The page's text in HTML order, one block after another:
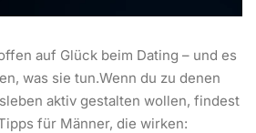
auf Glück beim Dating – und es
was sie tun.Wenn du zu denen
aktiv gestalten wollen, findest
für Männer, die wirken: